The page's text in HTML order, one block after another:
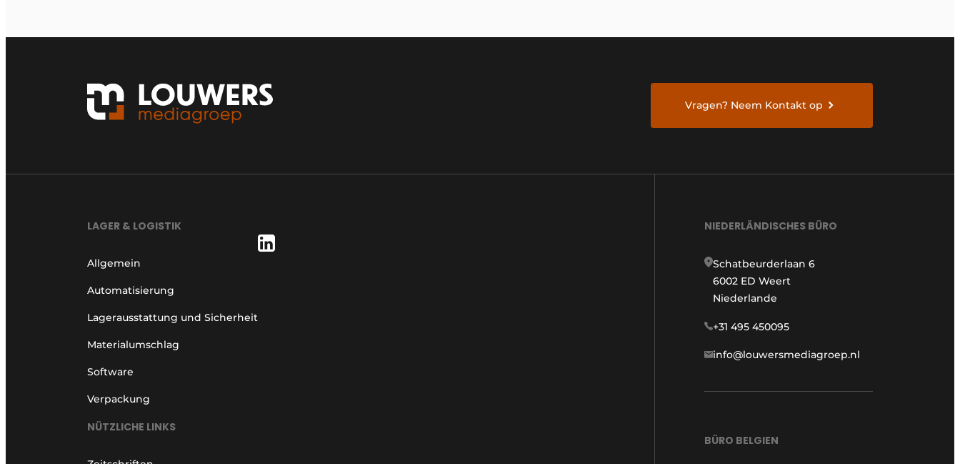
Vragen? Neem Kontakt op
LAGER & LOGISTIK
Allgemein
Automatisierung
Lagerausstattung und Sicherheit
Materialumschlag
Software
Verpackung
NÜTZLICHE LINKS
NIEDERLÄNDISCHES BÜRO
Schatbeurderlaan 6
6002 ED Weert
Niederlande
+31 495 450095
info@louwersmediagroep.nl
BÜRO BELGIEN